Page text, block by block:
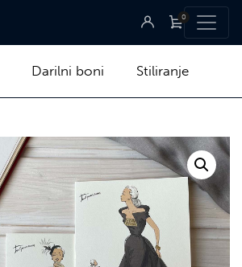
0
Darilni boni Stiliranje